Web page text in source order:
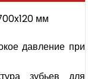
мм
давление при